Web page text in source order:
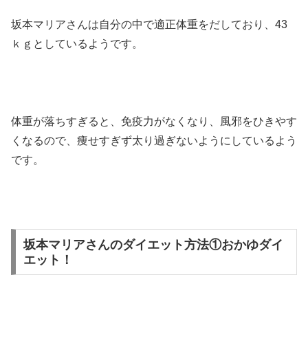
坂本マリアさんは自分の中で適正体重をだしており、43
ｋｇとしているようです。
体重が落ちすぎると、免疫力がなくなり、風邪をひきやす
くなるので、痩せすぎず太り過ぎないようにしているよう
です。
坂本マリアさんのダイエット方法①おかゆダイ
エット！